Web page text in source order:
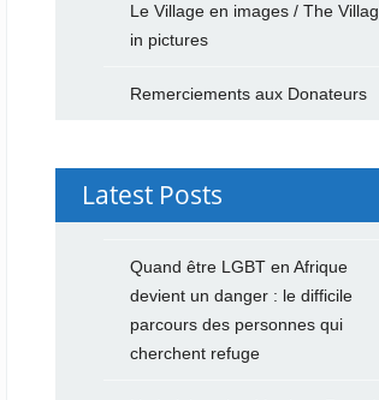
Le Village en images / The
in pictures
Remerciements aux Donateurs
Latest Posts
Quand être LGBT en Afrique
devient un danger : le difficile
parcours des personnes qui
cherchent refuge